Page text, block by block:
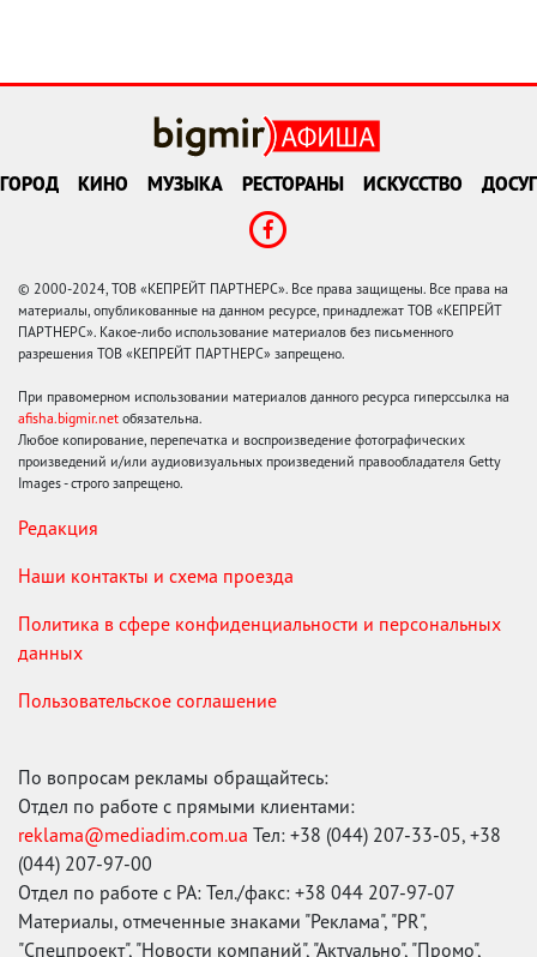
ГОРОД КИНО МУЗЫКА РЕСТОРАНЫ ИСКУССТВО ДОСУГ
© 2000-2024, ТОВ «КЕПРЕЙТ ПАРТНЕРС». Все права защищены. Все права на
материалы, опубликованные на данном ресурсе, принадлежат ТОВ «КЕПРЕЙТ
ПАРТНЕРС». Какое-либо использование материалов без письменного
разрешения ТОВ «КЕПРЕЙТ ПАРТНЕРС» запрещено.
При правомерном использовании материалов данного ресурса гиперссылка на
afisha.bigmir.net обязательна.
Любое копирование, перепечатка и воспроизведение фотографических
произведений и/или аудиовизуальных произведений правообладателя Getty
Images - строго запрещено.
Редакция
Наши контакты и схема проезда
Политика в сфере конфиденциальности и персональных
данных
Пользовательское соглашение
По вопросам рекламы обращайтесь:
Отдел по работе с прямыми клиентами:
reklama@mediadim.com.ua Тел: +38 (044) 207-33-05, +38
(044) 207-97-00
Отдел по работе с РА: Тел./факс: +38 044 207-97-07
Материалы, отмеченные знаками "Реклама", "PR",
"Спецпроект", "Новости компаний", "Актуально", "Промо",